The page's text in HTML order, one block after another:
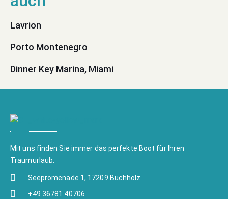
Lavrion
Porto Montenegro
Dinner Key Marina, Miami
Mit uns finden Sie immer das perfekte Boot für Ihren
Traumurlaub.
Seepromenade 1, 17209 Buchholz
+49 36781 40706